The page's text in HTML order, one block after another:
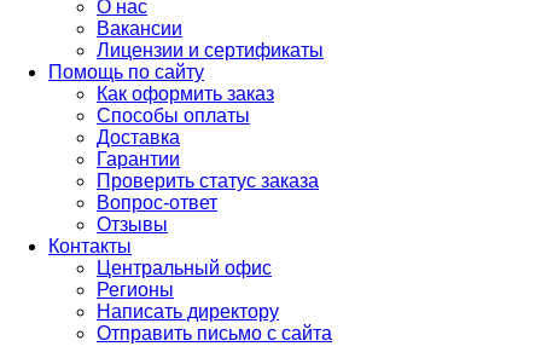
О нас
Вакансии
Лицензии и сертификаты
Помощь по сайту
Как оформить заказ
Способы оплаты
Доставка
Гарантии
Проверить статус заказа
Вопрос-ответ
Отзывы
Контакты
Центральный офис
Регионы
Написать директору
Отправить письмо с сайта